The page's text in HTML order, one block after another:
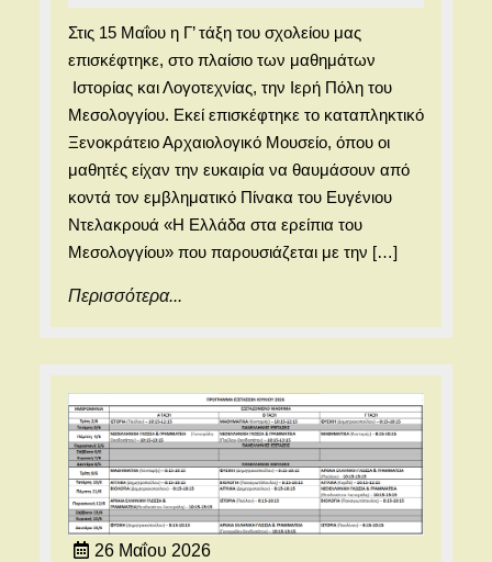
ΤΟΥ
ΜΑΣ
ΣΤΗΝ
ΙΕΡΗ
ΠΟΛΗ
Στις 15 Μαΐου η Γ’ τάξη του σχολείου μας
επισκέφτηκε, στο πλαίσιο των μαθημάτων
Ιστορίας και Λογοτεχνίας, την Ιερή Πόλη του
Μεσολογγίου. Εκεί επισκέφτηκε το καταπληκτικό
Ξενοκράτειο Αρχαιολογικό Μουσείο, όπου οι
μαθητές είχαν την ευκαιρία να θαυμάσουν από
κοντά τον εμβληματικό Πίνακα του Ευγένιου
Ντελακρουά «Η Ελλάδα στα ερείπια του
Μεσολογγίου» που παρουσιάζεται με την […]
Περισσότερα...
26 Μαΐου 202626